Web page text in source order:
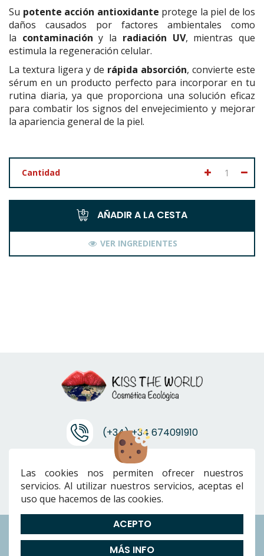
Su potente acción antioxidante protege la piel de los
daños causados por factores ambientales como
la contaminacióny la radiación UV, mientras que
estimula la regeneración celular.
La textura ligera y de rápida absorción, convierte este
sérum en un producto perfecto para incorporar en tu
rutina diaria, ya que proporciona una solución eficaz
para combatir los signos del envejecimiento y mejorar
la apariencia general de la piel.
Cantidad
AÑADIR A LA CESTA
VER INGREDIENTES
(+34) +34 674091910
info@ktwcanarias.com
Envíos|Devoluciones|Preguntas Frecuentes|Cookies|Aviso
Política de Privacidad|Términos y condiciones
Las cookies nos permiten ofrecer nuestros
servicios. Al utilizar nuestros servicios, aceptas el
uso que hacemos de las cookies.
ACEPTO
MÁS INFO